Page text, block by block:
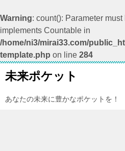
Warning: count(): Parameter must
implements Countable in
/home/ni3/mirai33.com/
template.php on line 284
未来ポケット
あなたの未来に豊かなポケットを！